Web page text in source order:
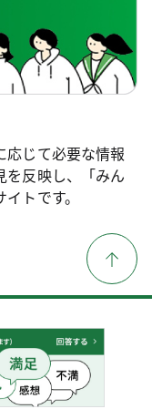
応じて必要な情報
を反映し、「みん
トです。